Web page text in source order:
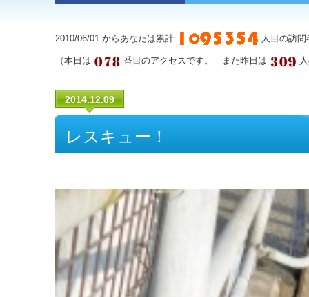
2010/06/01 からあなたは累計 人目の訪
（本日は 番目のアクセスです。 また昨日は
2014.12.09
レスキュー！